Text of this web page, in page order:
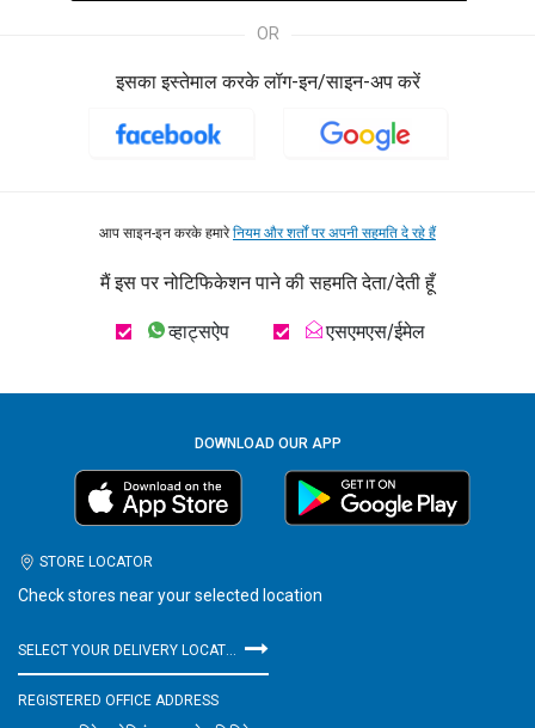
OR
इसका इस्तेमाल करके लॉग-इन/साइन-अप करें
आप साइन-इन करके हमारेनियम और शर्तों पर अपनी सहमति दे रहे हैं
मैं इस पर नोटिफिकेशन पाने की सहमति देता/देती हूँ
व्हाट्सऐप एसएमएस/ईमेल
DOWNLOAD OUR APP
STORE LOCATOR
Check stores near your selected location
SELECT YOUR DELIVERY LOCATION
REGISTERED OFFICE ADDRESS